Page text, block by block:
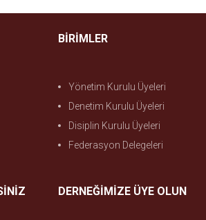
BİRİMLER
Yönetim Kurulu Üyeleri
Denetim Kurulu Üyeleri
Disiplin Kurulu Üyeleri
Federasyon Delegeleri
DERNEĞİMİZE ÜYE OLUN